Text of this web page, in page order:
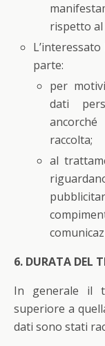
rispetto
parte:
per
dati
raccolta;
al
6. DURATA DEL
In generale il
superiore a
dati sono stati